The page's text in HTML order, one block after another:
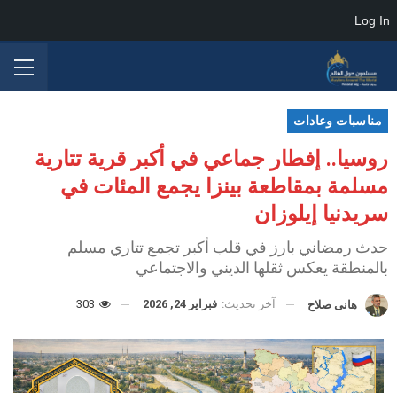
مناسبات وعادات
روسيا.. إفطار جماعي في أكبر قرية تتارية
مسلمة بمقاطعة بينزا يجمع المئات في
سريدنيا إيلوزان
حدث رمضاني بارز في قلب أكبر تجمع تتاري مسلم
بالمنطقة يعكس ثقلها الديني والاجتماعي
هانى صلاح آخر تحديث: فبراير 24, 2026
Log In